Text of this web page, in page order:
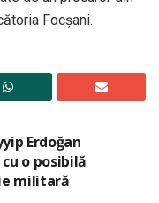
Focşani.
Erdoğan
o posibilă
militară